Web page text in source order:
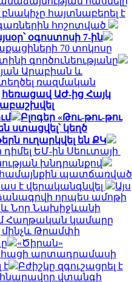
հայտնաբերել է
հոշոտված
օգոստոսի 7-ին
70 տոկոսը
գործունեությանը
Արաբիան և
ռազմական
հեռացավ ԱԺ-ից Հայկ
Բլոգեր «Թու-թու-թու
ստացվել՝ կեղծ
ուղարկվել են ՔԿ
ԵՄ-ին Սեուտայի
խնդրանքով
համայնքին պատճառված
է վերականգնվել
Այս
որպես ամոթի
և Նոր Նախիջևանի
Հաղթական կամարը
Թրամփի
«Ծիրան»
հացի արտադրամասի
է
Բժիշկը զգուշացրել է
հնարավոր վտանգի